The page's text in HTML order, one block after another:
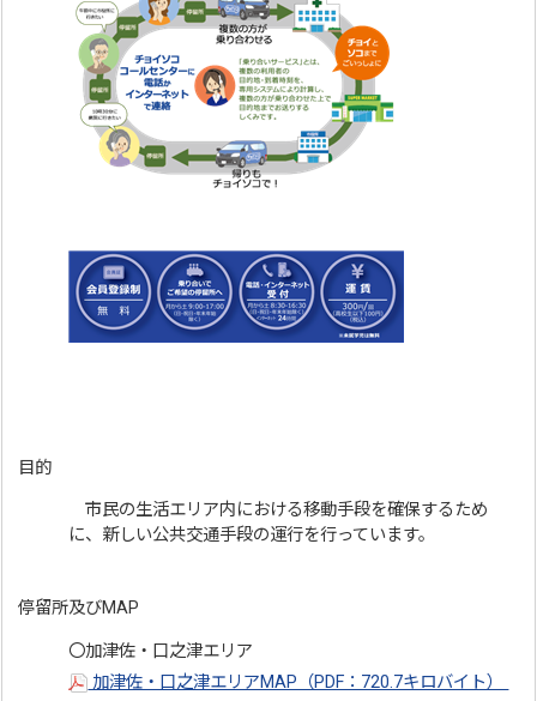
目的
市民の生活エリア内における移動手段を確保するため
に、新しい公共交通手段の運行を行っています。
停留所及びMAP
〇加津佐・口之津エリア
加津佐・口之津エリアMAP（PDF：720.7キロバイト）